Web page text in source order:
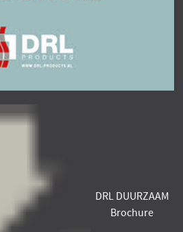
DRL DUURZAAM
Brochure